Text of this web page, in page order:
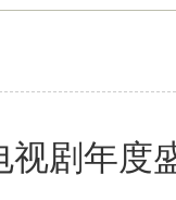
视剧年度